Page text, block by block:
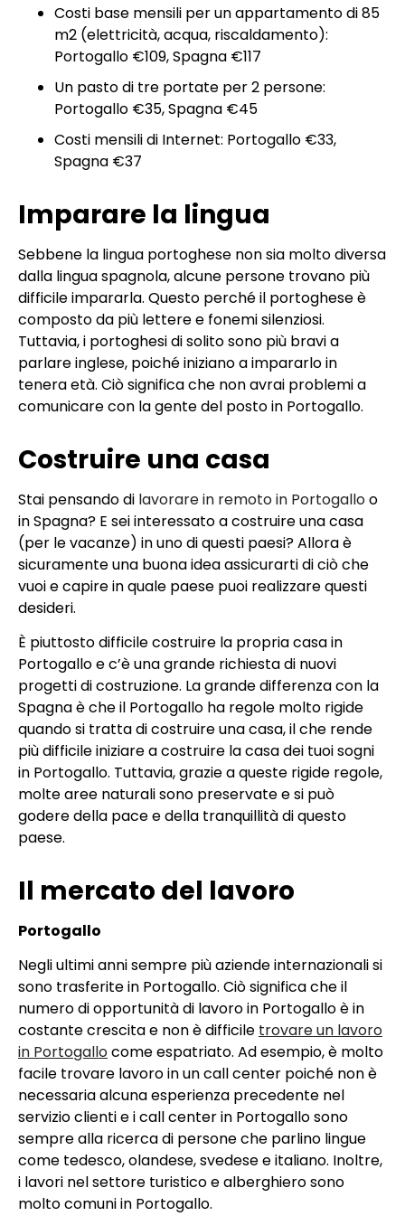
Costi base mensili per un appartamento di 85
m2 (elettricità, acqua, riscaldamento):
Portogallo €109, Spagna €117
Un pasto di tre portate per 2 persone:
Portogallo €35, Spagna €45
Costi mensili di Internet: Portogallo €33,
Spagna €37
Imparare la lingua
Sebbene la lingua portoghese non sia molto diversa
dalla lingua spagnola, alcune persone trovano più
difficile impararla. Questo perché il portoghese è
composto da più lettere e fonemi silenziosi.
Tuttavia, i portoghesi di solito sono più bravi a
parlare inglese, poiché iniziano a impararlo in
tenera età. Ciò significa che non avrai problemi a
comunicare con la gente del posto in Portogallo.
Costruire una casa
Stai pensando di lavorare in remoto in Portogalloo
in Spagna? E sei interessato a costruire una casa
(per le vacanze) in uno di questi paesi? Allora è
sicuramente una buona idea assicurarti di ciò che
vuoi e capire in quale paese puoi realizzare questi
desideri.
È piuttosto difficile costruire la propria casa in
Portogallo e c’è una grande richiesta di nuovi
progetti di costruzione. La grande differenza con la
Spagna è che il Portogallo ha regole molto rigide
quando si tratta di costruire una casa, il che rende
più difficile iniziare a costruire la casa dei tuoi sogni
in Portogallo. Tuttavia, grazie a queste rigide regole,
molte aree naturali sono preservate e si può
godere della pace e della tranquillità di questo
paese.
Il mercato del lavoro
Portogallo
Negli ultimi anni sempre più aziende internazionali si
sono trasferite in Portogallo. Ciò significa che il
numero di opportunità di lavoro in Portogallo è in
costante crescita e non è difficile trovare un lavoro
in Portogallocome espatriato. Ad esempio, è molto
facile trovare lavoro in un call center poiché non è
necessaria alcuna esperienza precedente nel
servizio clienti e i call center in Portogallo sono
sempre alla ricerca di persone che parlino lingue
come tedesco, olandese, svedese e italiano. Inoltre,
i lavori nel settore turistico e alberghiero sono
molto comuni in Portogallo.